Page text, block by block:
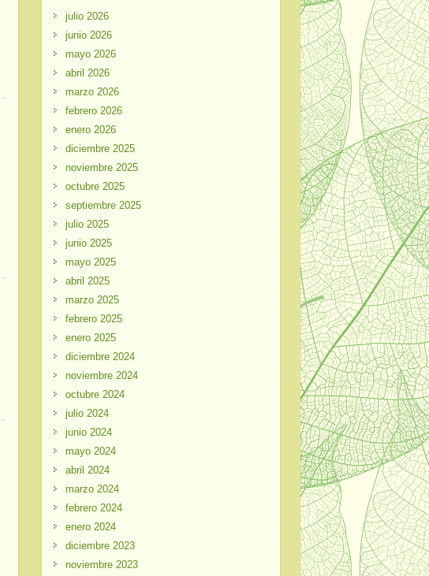
julio 2026
junio 2026
mayo 2026
abril 2026
marzo 2026
febrero 2026
enero 2026
diciembre 2025
noviembre 2025
octubre 2025
septiembre 2025
julio 2025
junio 2025
mayo 2025
abril 2025
marzo 2025
febrero 2025
enero 2025
diciembre 2024
noviembre 2024
octubre 2024
julio 2024
junio 2024
mayo 2024
abril 2024
marzo 2024
febrero 2024
enero 2024
diciembre 2023
noviembre 2023